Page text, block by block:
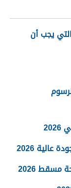
المتطلبات التي يجب أن
العماني 2026: الرسوم
2026